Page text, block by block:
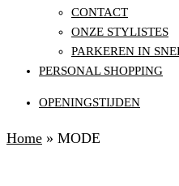
CONTACT
ONZE STYLISTES
PARKEREN IN
PERSONAL SHOPPING
OPENINGSTIJDEN
Home » MODE